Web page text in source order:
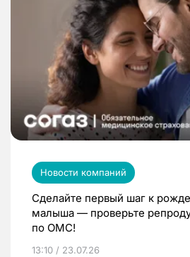
Новости компаний
Сделайте первый шаг к
малыша — проверьте
по ОМС!
13:10 / 23.07.26